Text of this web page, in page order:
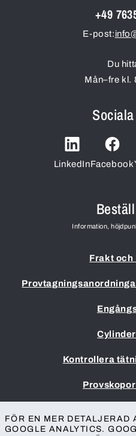
+49
E-post:
Du
Mån–fre kl.
LinkedInFacebook
Information,
Frakt och
Kontrollera
FÖR EN MER DETALJERAD
GOOGLE ANALYTICS.